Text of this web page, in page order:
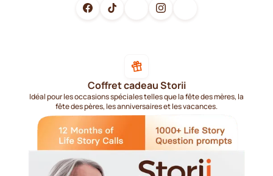
Coffret cadeau Storii
Idéal pour les occasions spéciales telles que la fête des mères, la
fête des pères, les anniversaires et les vacances.